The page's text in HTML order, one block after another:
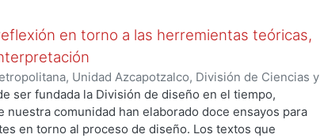
en torno a las herremientas teóricas,
Unidad Azcapotzalco, División de Ciencias y
de Evaluación del Diseño en el Tiempo
;Hierro Gómez, Miguel;Sánchez de Carmona,
;Maciel Santoyo, Ana Lilia;Fierro, Adrián;
ser fundada la División de diseño en el tiempo,
comunidad han elaborado doce ensayos para
en torno al proceso de diseño. Los textos que